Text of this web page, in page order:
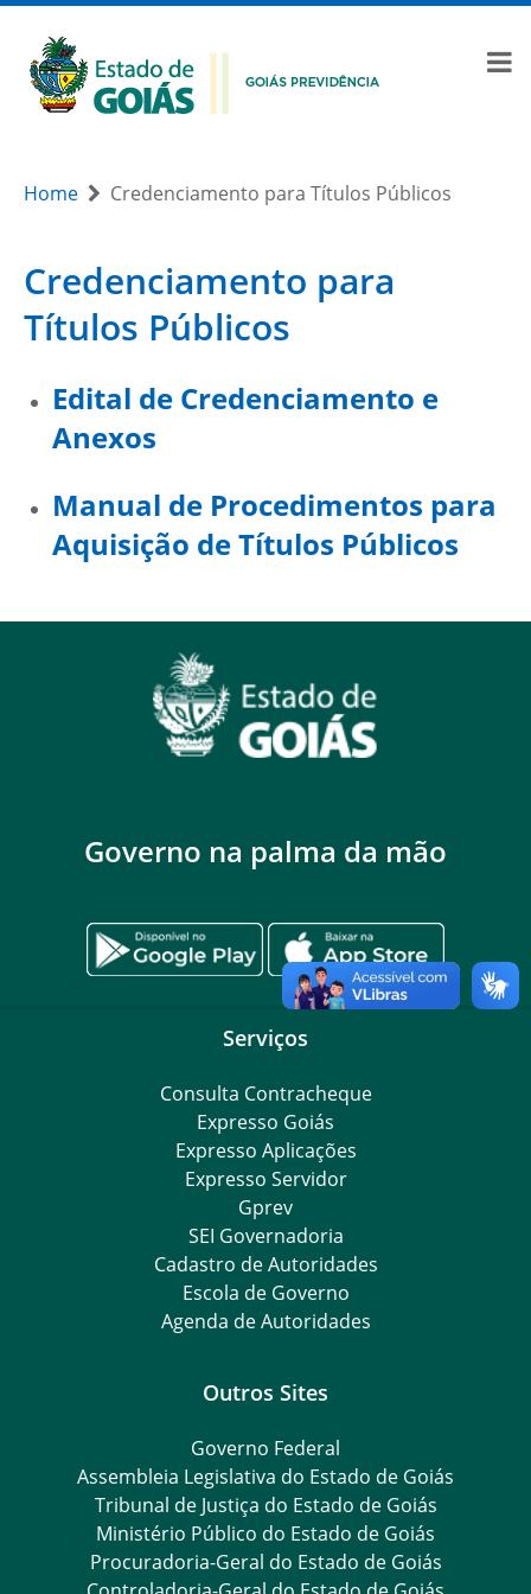
Home Credenciamento para Títulos Públicos
Credenciamento para
Títulos Públicos
Edital de Credenciamento e
Anexos
Manual de Procedimentos para
Aquisição de Títulos Públicos
Governo na palma da mão
Serviços
Consulta Contracheque
Expresso Goiás
Expresso Aplicações
Expresso Servidor
Gprev
SEI Governadoria
Cadastro de Autoridades
Escola de Governo
Agenda de Autoridades
Outros Sites
Governo Federal
Assembleia Legislativa do Estado de Goiás
Tribunal de Justiça do Estado de Goiás
Ministério Público do Estado de Goiás
Procuradoria-Geral do Estado de Goiás